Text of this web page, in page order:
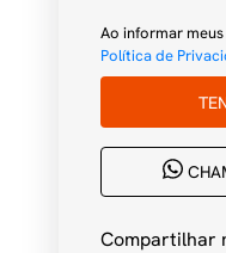
Ao informar
Política de
Compartilhar